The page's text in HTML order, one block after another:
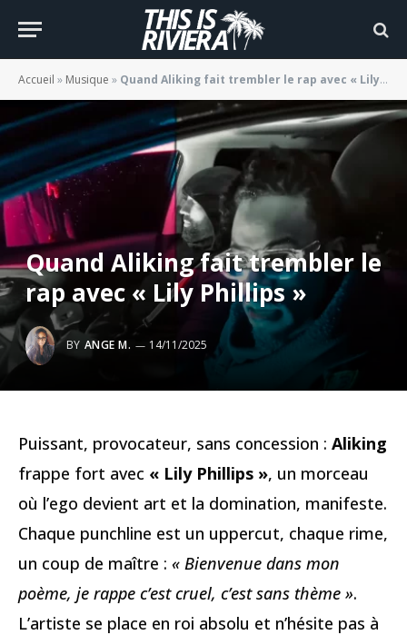
Accueil » Musique » Quand Aliking fait trembler le rap avec « Lily Phillips »
Quand Aliking fait trembler le
rap avec « Lily Phillips »
BY ANGE M. 14/11/2025
Puissant, provocateur, sans concession : Aliking
frappe fort avec « Lily Phillips », un morceau
où l’ego devient art et la domination, manifeste.
Chaque punchline est un uppercut, chaque rime,
un coup de maître : « Bienvenue dans mon
poème, je rappe c’est cruel, c’est sans thème ».
L’artiste se place en roi absolu et n’hésite pas à